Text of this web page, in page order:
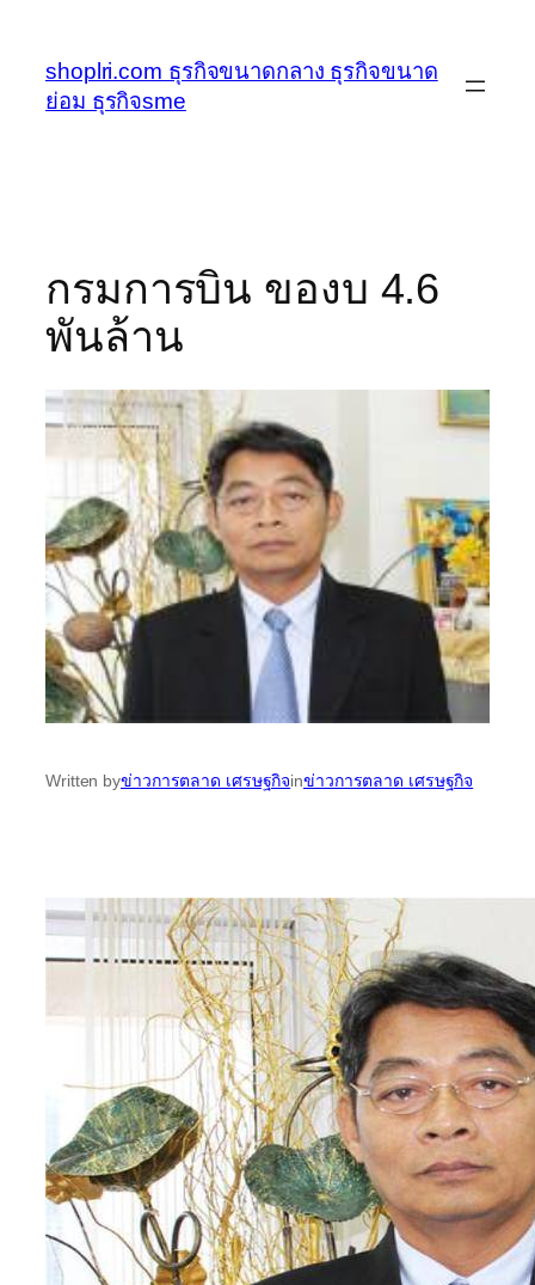
เนื้อหา
shoplri.com ธุรกิจขนาดกลาง ธุรกิจขนาด
ย่อม ธุรกิจsme
กรมการบิน ของบ 4.6
พันล้าน
Written byข่าวการตลาด เศรษฐกิจinข่าวการตลาด เศรษฐกิจ